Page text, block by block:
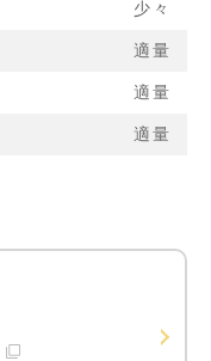
少々
適量
適量
適量